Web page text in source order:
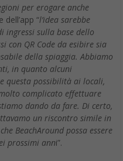
per erogare anche
dell’app “l’idea sarebbe
ingressi sulla base dello
con QR Code da esibire sia
della spiaggia. Abbiamo
in quanto alcuni
questa possibilità ai locali,
complicato effettuare
dando da fare. Di certo,
un riscontro simile in
BeachAround possa essere
prossimi anni”.